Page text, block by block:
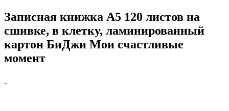
Записная книжка А5 120 листов на
сшивке, в клетку, ламинированный
картон БиДжи Мои счастливые
момент